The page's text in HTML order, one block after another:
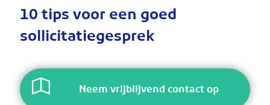
10 tips voor een goed
sollicitatiegesprek
Neem vrijblijvend contact op